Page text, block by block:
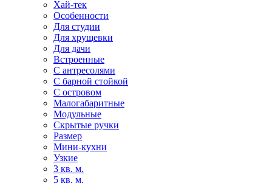
Хай-тек
Особенности
Для студии
Для хрущевки
Для дачи
Встроенные
С антресолями
С барной стойкой
С островом
Малогабаритные
Модульные
Скрытые ручки
Размер
Мини-кухни
Узкие
3 кв. м.
5 кв. м.